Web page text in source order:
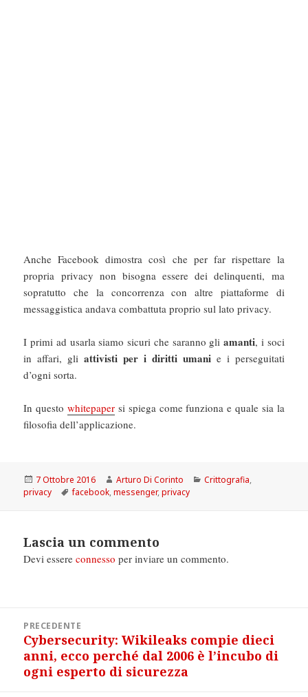
Anche Facebook dimostra così che per far rispettare la
propria privacy non bisogna essere dei delinquenti, ma
sopratutto che la concorrenza con altre piattaforme di
messaggistica andava combattuta proprio sul lato privacy.
I primi ad usarla siamo sicuri che saranno gliamanti, i soci
in affari, gliattivisti per i diritti umanie i perseguitati
d’ogni sorta.
In questowhitepaper si spiega come funziona e quale sia la
filosofia dell’applicazione.
Scritto
il
7 Ottobre 2016 Autore
Arturo Di Corinto Categorie
Crittografia,
privacy
Tag
facebook,messenger,privacy
Lascia un commento
Devi essereconnesso per inviare un commento.
articoliPRECEDENTE
Articolo
precedente:
Cybersecurity: Wikileaks compie dieci
anni, ecco perché dal 2006 è l’incubo di
ogni esperto di sicurezza